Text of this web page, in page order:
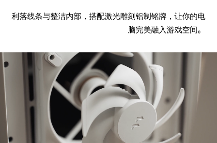
利落线条与整洁内部，搭配激光雕刻铝制铭牌，让你的电
脑完美融入游戏空间。